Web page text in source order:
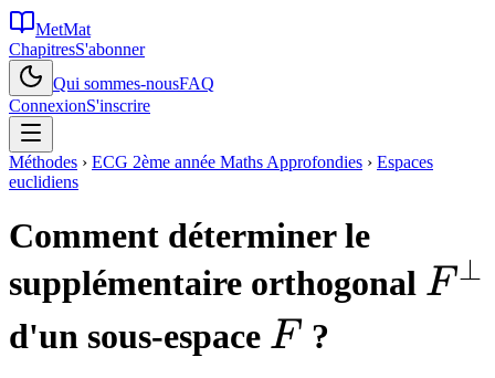
MetMat
ChapitresS'abonner
Qui sommes-nousFAQ
ConnexionS'inscrire
Méthodes › ECG 2ème année Maths Approfondies › Espaces
euclidiens
Comment déterminer le
supplémentaire orthogonal F ⊥
d'un sous-espace F
F ?